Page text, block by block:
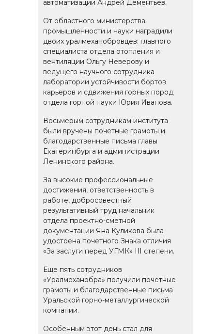
автоматизации Андрей Дементьев.
От областного министерства
промышленности и науки наградили
двоих уралмеханобровцев: главного
специалиста отдела отопления и
вентиляции Ольгу Неверову и
ведущего научного сотрудника
лаборатории устойчивости бортов
карьеров и сдвижения горных пород
отдела горной науки Юрия Иванова.
Восьмерым сотрудникам института
были вручены почетные грамоты и
благодарственные письма главы
Екатеринбурга и администрации
Ленинского района.
За высокие профессиональные
достижения, ответственность в
работе, добросовестный
результативный труд начальник
отдела проектно-сметной
документации Яна Куликова была
удостоена почетного Знака отличия
«За заслуги перед УГМК» III степени.
Еще пять сотрудников
«Уралмеханобра» получили почетные
грамоты и благодарственные письма
Уральской горно-металлургической
компании.
Особенным этот день стал для